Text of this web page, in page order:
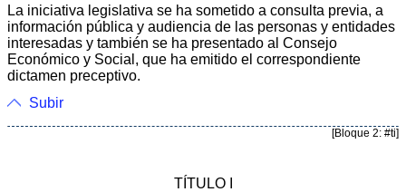
La iniciativa legislativa se ha sometido a consulta previa, a
información pública y audiencia de las personas y entidades
interesadas y también se ha presentado al Consejo
Económico y Social, que ha emitido el correspondiente
dictamen preceptivo.
Subir
[Bloque 2: #ti]
TÍTULO I